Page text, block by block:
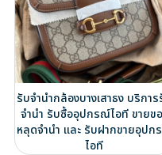
รับจำนำกล้องบางเสาธง บริกา
จำนำ รับซื้ออุปกรณ์ไอที ขายข
หลุดจำนำ และ รับฝากขายอุปก
ไอที